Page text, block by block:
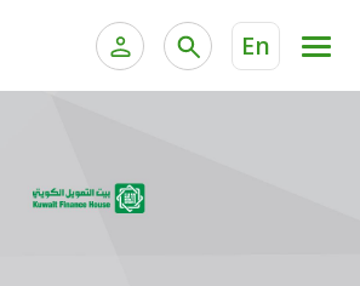
En
الخدمات المصرفية الإلكترونية للشركات